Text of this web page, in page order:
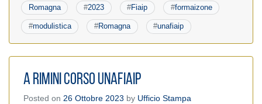
Romagna #2023 #Fiaip #formaizone
#modulistica #Romagna #unafiaip
A Rimini Corso UnaFIAIP
Posted on 26 Ottobre 2023 by Ufficio Stampa